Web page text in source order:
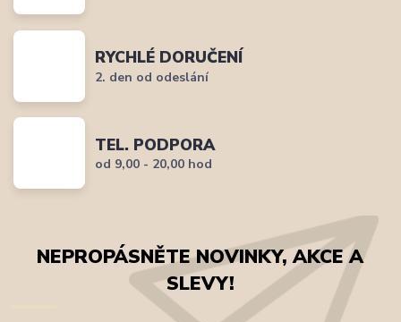
RYCHLÉ DORUČENÍ
2. den od odeslání
TEL. PODPORA
od 9,00 - 20,00 hod
NEPROPÁSNĚTE NOVINKY, AKCE A
SLEVY!